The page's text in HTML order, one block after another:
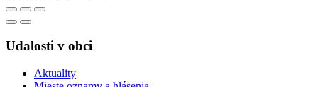
Udalosti v obci
Aktuality